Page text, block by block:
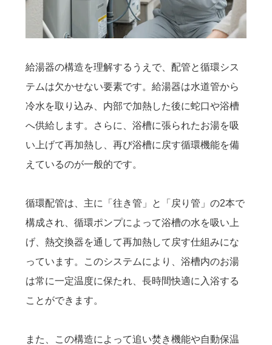
給湯器の構造を理解するうえで、配管と循環シス
テムは欠かせない要素です。給湯器は水道管から
冷水を取り込み、内部で加熱した後に蛇口や浴槽
へ供給します。さらに、浴槽に張られたお湯を吸
い上げて再加熱し、再び浴槽に戻す循環機能を備
えているのが一般的です。
循環配管は、主に「往き管」と「戻り管」の2本で
構成され、循環ポンプによって浴槽の水を吸い上
げ、熱交換器を通して再加熱して戻す仕組みにな
っています。このシステムにより、浴槽内のお湯
は常に一定温度に保たれ、長時間快適に入浴する
ことができます。
また、この構造によって追い焚き機能や自動保温